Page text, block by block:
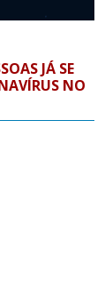
JÁ SE
NO